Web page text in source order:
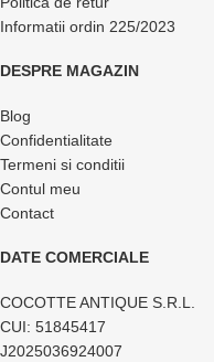
Informatii ordin 225/2023
DESPRE MAGAZIN
Blog
Confidentialitate
Termeni si conditii
Contul meu
Contact
DATE COMERCIALE
COCOTTE ANTIQUE S.R.L.
CUI: 51845417
J2025036924007